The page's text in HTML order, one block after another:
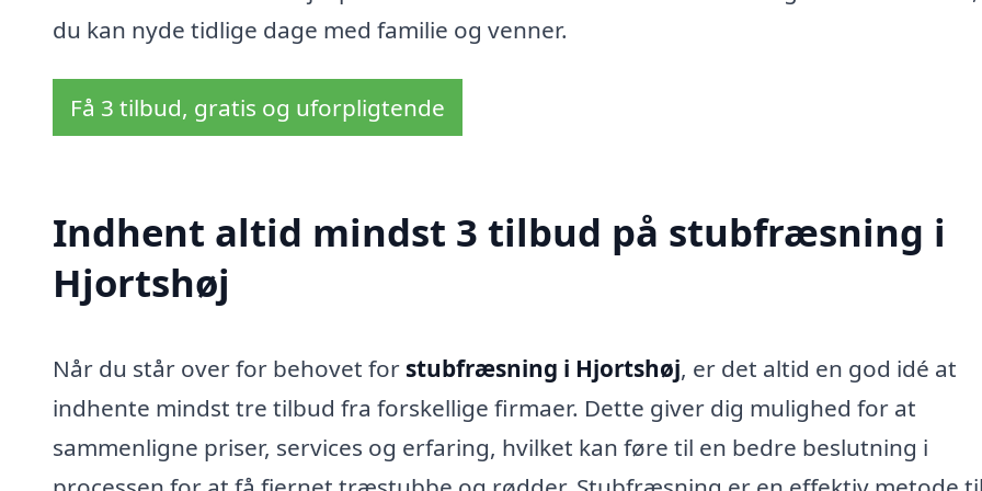
du kan nyde tidlige dage med familie og venner.
Få 3 tilbud, gratis og uforpligtende
Indhent altid mindst 3 tilbud på stubfræsning i
Hjortshøj
Når du står over for behovet for stubfræsning i Hjortshøj, er det altid en god idé at
indhente mindst tre tilbud fra forskellige firmaer. Dette giver dig mulighed for at
sammenligne priser, services og erfaring, hvilket kan føre til en bedre beslutning i